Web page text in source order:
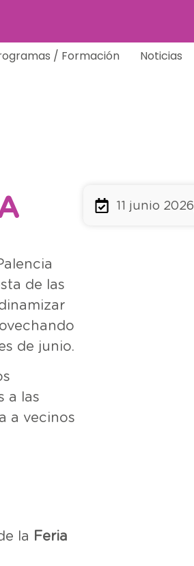
/ Formación Noticias
de las
de junio.
a las
a vecinos
la Feria
11 junio 2026